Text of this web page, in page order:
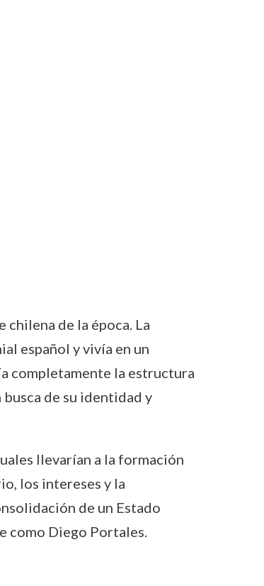
de la época. La
español y vivía en un
completamente la estructura
de su identidad y
llevarían a la formación
los intereses y la
de un Estado
como Diego Portales.